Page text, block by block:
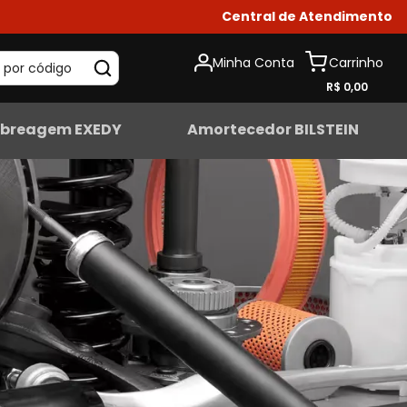
Central de Atendimento
por código Minha Conta
R$ 0,00
EXEDY Amortecedor BILSTEIN